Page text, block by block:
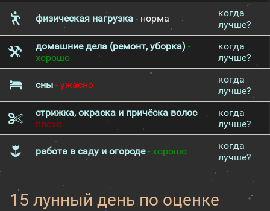
физическая нагрузка - норма
когда
лучше?
домашние дела (ремонт, уборка) -
хорошо
когда
лучше?
сны - ужасно
когда
лучше?
стрижка, окраска и причёска волос-
плохо
когда
лучше?
работа в саду и огороде- хорошо
когда
лучше?
15 лунный день по оценке